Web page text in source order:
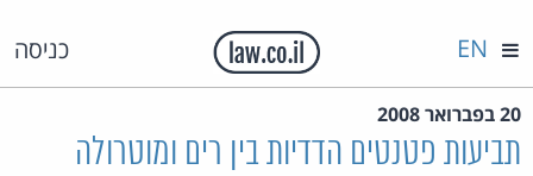
כניסה EN
20 בפברואר 2008
תביעות פטנטים הדדיות בין רים ומוטרולה